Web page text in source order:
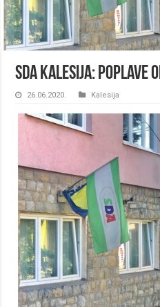
SDA Kalesija: Poplave
26.06.2020. Kalesija